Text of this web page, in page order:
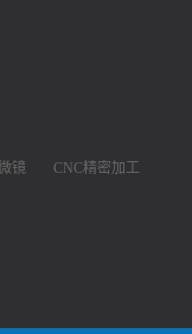
镜 CNC精密加工